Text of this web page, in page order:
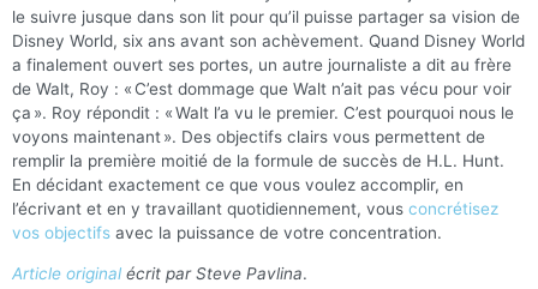
le suivre jusque dans son lit pour qu’il puisse partager sa vision de
Disney World, six ans avant son achèvement. Quand Disney World
a finalement ouvert ses portes, un autre journaliste a dit au frère
de Walt, Roy : « C’est dommage que Walt n’ait pas vécu pour voir
ça ». Roy répondit : « Walt l’a vu le premier. C’est pourquoi nous le
voyons maintenant ». Des objectifs clairs vous permettent de
remplir la première moitié de la formule de succès de H.L. Hunt.
En décidant exactement ce que vous voulez accomplir, en
l’écrivant et en y travaillant quotidiennement, vous concrétisez
vos objectifs avec la puissance de votre concentration.
Article original écrit par Steve Pavlina.